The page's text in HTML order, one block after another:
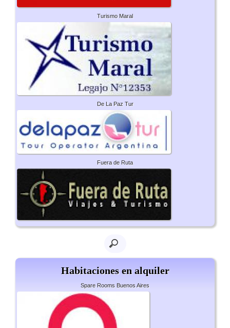
Turismo Maral
De La Paz Tur
Fuera de Ruta
Habitaciones en alquiler
Spare Rooms Buenos Aires